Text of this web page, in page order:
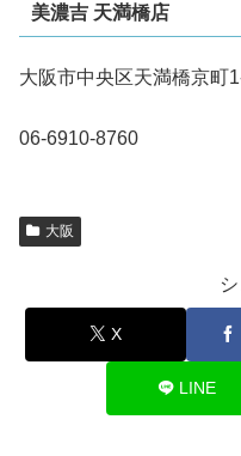
美濃吉 天満橋店
大阪市中央区天満橋京町
06-6910-8760
大阪
X
LINE